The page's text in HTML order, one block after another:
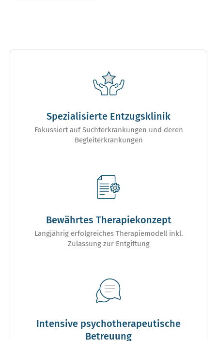
Spezialisierte Entzugsklinik
Fokussiert auf Suchterkrankungen und deren
Begleiterkrankungen
Bewährtes Therapiekonzept
Langjährig erfolgreiches Therapiemodell inkl.
Zulassung zur Entgiftung
Intensive psychotherapeutische
Betreuung